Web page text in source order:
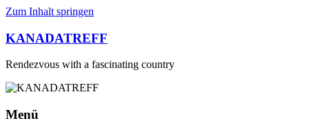
Zum Inhalt springen
KANADATREFF
Rendezvous with a fascinating country
Menü